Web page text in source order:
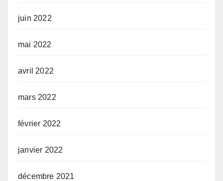
juin 2022
mai 2022
avril 2022
mars 2022
février 2022
janvier 2022
décembre 2021